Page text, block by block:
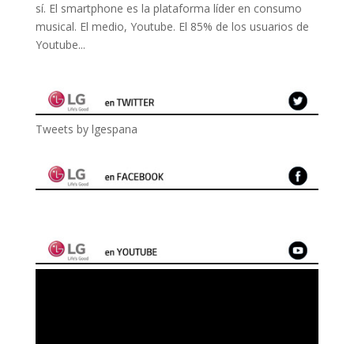
sí. El smartphone es la plataforma líder en consumo
musical. El medio, Youtube. El 85% de los usuarios de
Youtube...
Tweets by lgespana